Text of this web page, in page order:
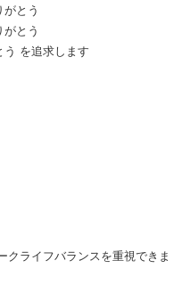
う
う
を追求します
クライフバランスを重視できま